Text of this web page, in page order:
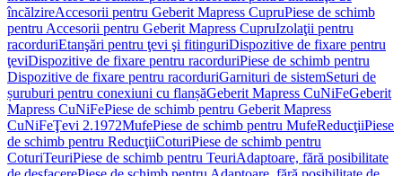
încălzireAccesorii pentru Geberit Mapress CupruPiese de schimb
pentru Accesorii pentru Geberit Mapress CupruIzolaţii pentru
racorduriEtanşări pentru ţevi şi fitinguriDispozitive de fixare pentru
ţeviDispozitive de fixare pentru racorduriPiese de schimb pentru
Dispozitive de fixare pentru racorduriGarnituri de sistemSeturi de
șuruburi pentru conexiuni cu flanșăGeberit Mapress CuNiFeGeberit
Mapress CuNiFePiese de schimb pentru Geberit Mapress
CuNiFeŢevi 2.1972MufePiese de schimb pentru MufeReducţiiPiese
de schimb pentru ReducţiiCoturiPiese de schimb pentru
CoturiTeuriPiese de schimb pentru TeuriAdaptoare, fără posibilitate